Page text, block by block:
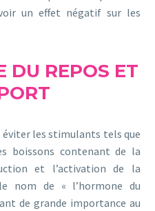
un effet négatif sur les
DU REPOS ET
les stimulants tels que
boissons contenant de la
et l’activation de la
nom de « l’hormone du
de grande importance au